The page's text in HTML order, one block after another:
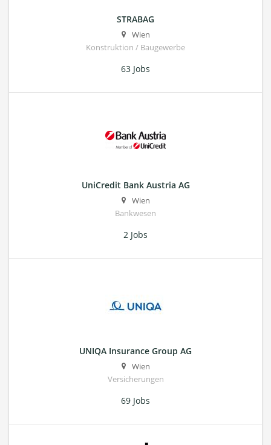
STRABAG
Wien
Konstruktion / Baugewerbe
63 Jobs
UniCredit Bank Austria AG
Wien
Bankwesen
2 Jobs
UNIQA Insurance Group AG
Wien
Versicherungen
69 Jobs